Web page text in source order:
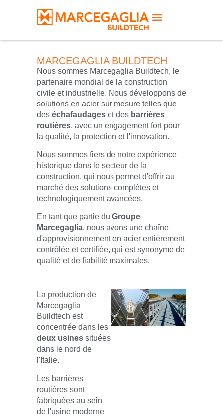
MARCEGAGLIA BUILDTECH
Nous sommes Marcegaglia Buildtech, le
partenaire mondial de la construction
civile et industrielle. Nous développons de
solutions en acier sur mesure telles que
des échafaudages et des barrières
routières, avec un engagement fort pour
la qualité, la protection et l'innovation.
Nous sommes fiers de notre expérience
historique dans le secteur de la
construction, qui nous permet d'offrir au
marché des solutions complètes et
technologiquement avancées.
En tant que partie du Groupe
Marcegaglia, nous avons une chaîne
d'approvisionnement en acier entièrement
contrôlée et certifiée, qui est synonyme de
qualité et de fiabilité maximales.
La production de
Marcegaglia
Buildtech est
concentrée dans les
deux usines situées
dans le nord de
l'Italie.
Les barrières
routières sont
fabriquées au sein
de l'usine moderne